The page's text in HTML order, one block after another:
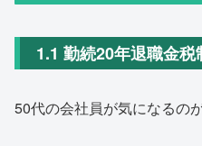
1.1 勤続20年退職金税
50代の会社員が気になるの